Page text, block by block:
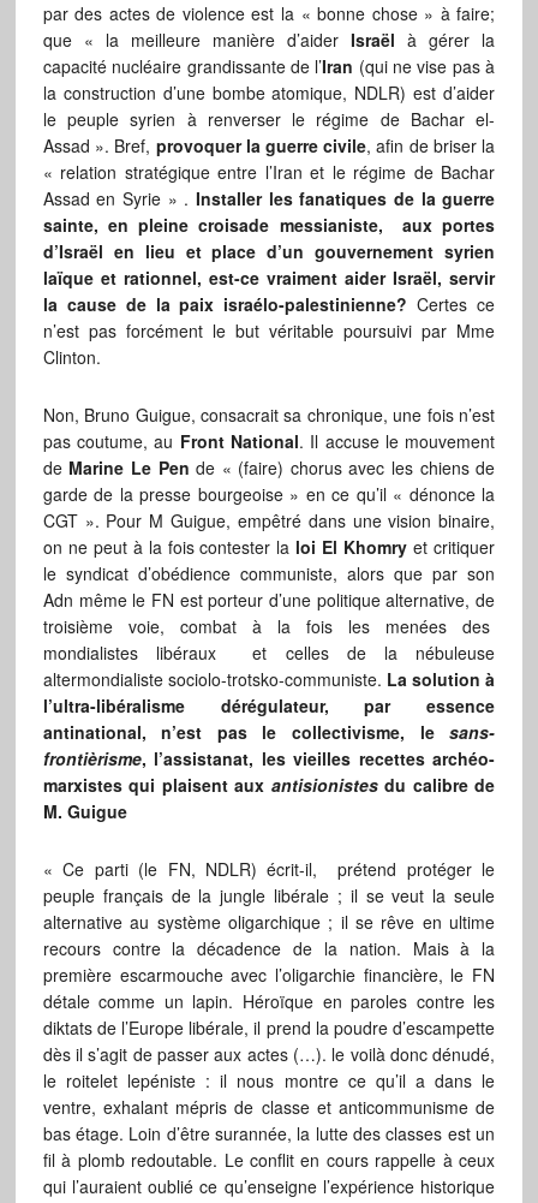
par des actes de violence est la « bonne chose » à faire;
que « la meilleure manière d’aider Israël à gérer la
capacité nucléaire grandissante de l’Iran (qui ne vise pas à
la construction d’une bombe atomique, NDLR) est d’aider
le peuple syrien à renverser le régime de Bachar el-
Assad ». Bref, provoquer la guerre civile, afin de briser la
« relation stratégique entre l’Iran et le régime de Bachar
Assad en Syrie » . Installer les fanatiques de la guerre
sainte, en pleine croisade messianiste, aux portes
d’Israël en lieu et place d’un gouvernement syrien
laïque et rationnel, est-ce vraiment aider Israël, servir
la cause de la paix israélo-palestinienne? Certes ce
n’est pas forcément le but véritable poursuivi par Mme
Clinton.
Non, Bruno Guigue, consacrait sa chronique, une fois n’est
pas coutume, au Front National. Il accuse le mouvement
deMarine Le Pen de « (faire) chorus avec les chiens de
garde de la presse bourgeoise » en ce qu’il « dénonce la
CGT ». Pour M Guigue, empêtré dans une vision binaire,
on ne peut à la fois contester la loi El Khomry et critiquer
le syndicat d’obédience communiste, alors que par son
Adn même le FN est porteur d’une politique alternative, de
troisième voie, combat à la fois les menées des
mondialistes libéraux et celles de la nébuleuse
altermondialiste sociolo-trotsko-communiste. La solution à
l’ultra-libéralisme dérégulateur, par essence
antinational, n’est pas le collectivisme, lesans-
frontièrisme, l’assistanat, les vieilles recettes archéo-
marxistes qui plaisent aux antisionistesdu calibre de
M. Guigue
« Ce parti (le FN, NDLR) écrit-il, prétend protéger le
peuple français de la jungle libérale ; il se veut la seule
alternative au système oligarchique ; il se rêve en ultime
recours contre la décadence de la nation. Mais à la
première escarmouche avec l’oligarchie financière, le FN
détale comme un lapin. Héroïque en paroles contre les
diktats de l’Europe libérale, il prend la poudre d’escampette
dès il s’agit de passer aux actes (…). le voilà donc dénudé,
le roitelet lepéniste : il nous montre ce qu’il a dans le
ventre, exhalant mépris de classe et anticommunisme de
bas étage. Loin d’être surannée, la lutte des classes est un
fil à plomb redoutable. Le conflit en cours rappelle à ceux
qui l’auraient oublié ce qu’enseigne l’expérience historique